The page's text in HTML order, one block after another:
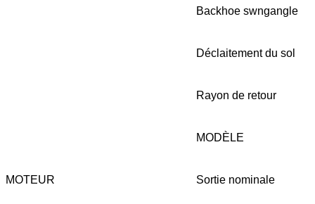
Backhoe swngangle
Déclaitement du sol
Rayon de retour
MOTEUR
MODÈLE
Sortie nominale